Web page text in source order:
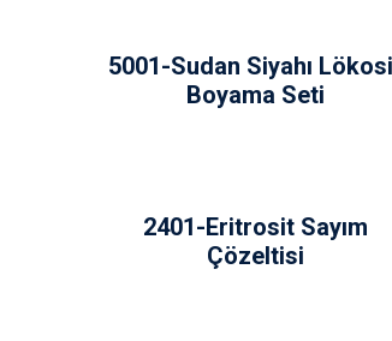
5001-Sudan Siyahı
Boyama Seti
2401-Eritrosit Sayım
Çözeltisi